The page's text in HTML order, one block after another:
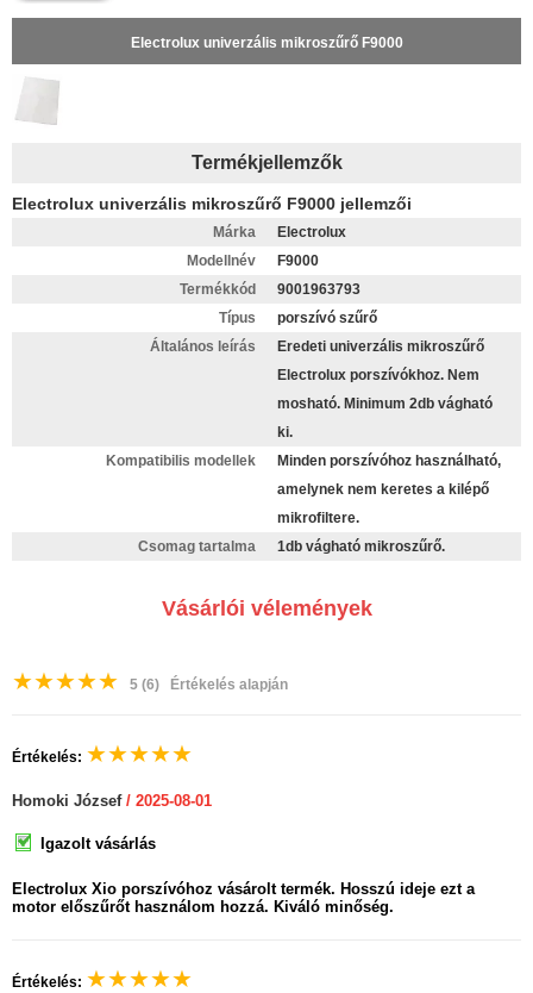
Electrolux univerzális mikroszűrő F9000
Termékjellemzők
Electrolux univerzális mikroszűrő F9000 jellemzői
Márka
Electrolux
Modellnév
F9000
Termékkód
9001963793
Típus
porszívó szűrő
Általános leírás
Eredeti univerzális mikroszűrő
Electrolux porszívókhoz. Nem
mosható. Minimum 2db vágható
ki.
Kompatibilis modellek
Minden porszívóhoz használható,
amelynek nem keretes a kilépő
mikrofiltere.
Csomag tartalma
1db vágható mikroszűrő.
Vásárlói vélemények
★★★★★ 5 (6) Értékelés alapján
Értékelés: ★★★★★
Homoki József/ 2025-08-01
Igazolt vásárlás
Electrolux Xio porszívóhoz vásárolt termék. Hosszú ideje ezt a
motor előszűrőt használom hozzá. Kiváló minőség.
Értékelés: ★★★★★